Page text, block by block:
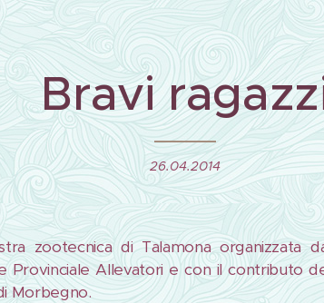
Bravi
26.04.2014
zootecnica di Talamona organizzata
Provinciale Allevatori e con il contributo
Morbegno.